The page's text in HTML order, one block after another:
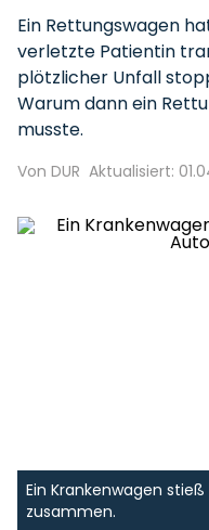
Ein Rettungswagen
verletzte Patientin
plötzlicher Unfall
Warum dann ein
musste.
Von DUR Aktualisiert:
Ein Krankenwagen
zusammen.